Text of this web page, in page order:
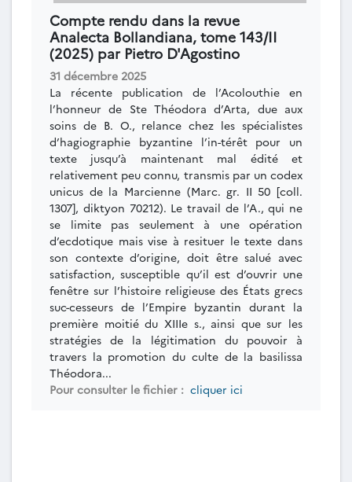
Compte rendu dans la revue
Analecta Bollandiana, tome 143/II
(2025) par Pietro D'Agostino
31 décembre 2025
La récente publication de l’Acolouthie en
l’honneur de Ste Théodora d’Arta, due aux
soins de B. O., relance chez les spécialistes
d’hagiographie byzantine l’in-térêt pour un
texte jusqu’à maintenant mal édité et
relativement peu connu, transmis par un codex
unicus de la Marcienne (Marc. gr. II 50 [coll.
1307], diktyon 70212). Le travail de l’A., qui ne
se limite pas seulement à une opération
d’ecdotique mais vise à resituer le texte dans
son contexte d’origine, doit être salué avec
satisfaction, susceptible qu’il est d’ouvrir une
fenêtre sur l’histoire religieuse des États grecs
suc-cesseurs de l’Empire byzantin durant la
première moitié du XIIIe s., ainsi que sur les
stratégies de la légitimation du pouvoir à
travers la promotion du culte de la basilissa
Théodora...
Pour consulter le fichier : cliquer ici